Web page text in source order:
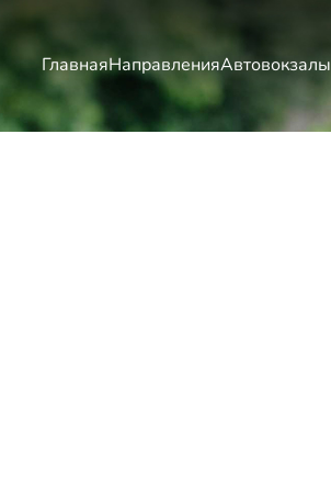
ГлавнаяНаправленияАвтовокзалы